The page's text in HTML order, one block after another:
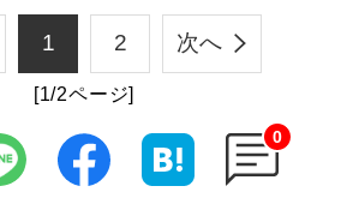
1 2 次へ
[1/2ページ]
0